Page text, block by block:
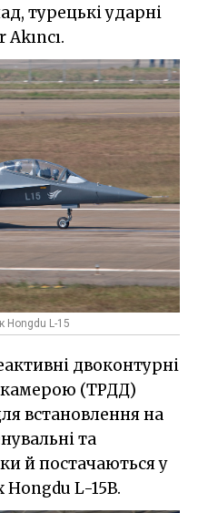
турецькі ударні
Hongdu L-15
двоконтурні
(ТРДД)
встановлення на
та
й постачаються у
L-15B.